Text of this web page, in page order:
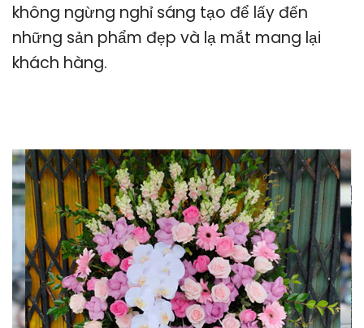
không ngừng nghỉ sáng tạo để lấy đến
những sản phẩm đẹp và lạ mắt mang lại
khách hàng.